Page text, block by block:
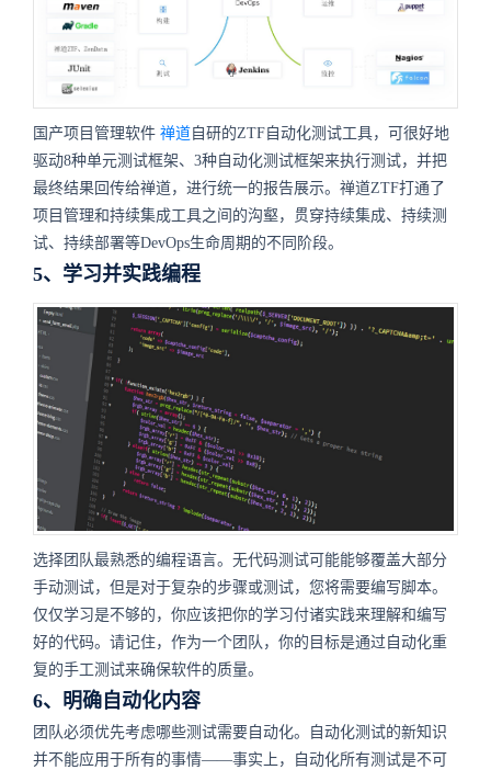
国产项目管理软件 禅道 自研的ZTF自动化测试工具，可很好地
驱动8种单元测试框架、3种自动化测试框架来执行测试，并把
最终结果回传给禅道，进行统一的报告展示。禅道ZTF打通了
项目管理和持续集成工具之间的沟壑，贯穿持续集成、持续测
试、持续部署等DevOps生命周期的不同阶段。
5、学习并实践编程
选择团队最熟悉的编程语言。无代码测试可能能够覆盖大部分
手动测试，但是对于复杂的步骤或测试，您将需要编写脚本。
仅仅学习是不够的，你应该把你的学习付诸实践来理解和编写
好的代码。请记住，作为一个团队，你的目标是通过自动化重
复的手工测试来确保软件的质量。
6、明确自动化内容
团队必须优先考虑哪些测试需要自动化。自动化测试的新知识
并不能应用于所有的事情——事实上，自动化所有测试是不可